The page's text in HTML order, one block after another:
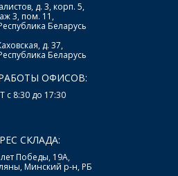
д. 3, корп. 5,
3, пом. 11,
Беларусь
д. 37,
Беларусь
ОФИСОВ:
с 8:30 до 17:30
СКЛАДА:
лет Победы, 19А,
Минский р-н, РБ